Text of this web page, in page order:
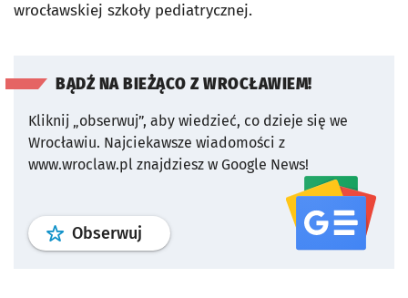
wrocławskiej szkoły pediatrycznej.
BĄDŹ NA BIEŻĄCO Z WROCŁAWIEM!
Kliknij „obserwuj”, aby wiedzieć, co dzieje się we
Wrocławiu. Najciekawsze wiadomości z
www.wroclaw.pl znajdziesz w Google News!
Obserwuj profil serwisu